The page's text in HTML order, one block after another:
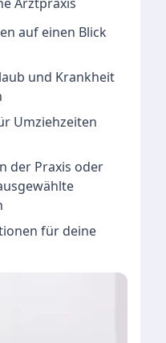
auf einen Blick
und Krankheit
Umziehzeiten
der Praxis oder
für deine